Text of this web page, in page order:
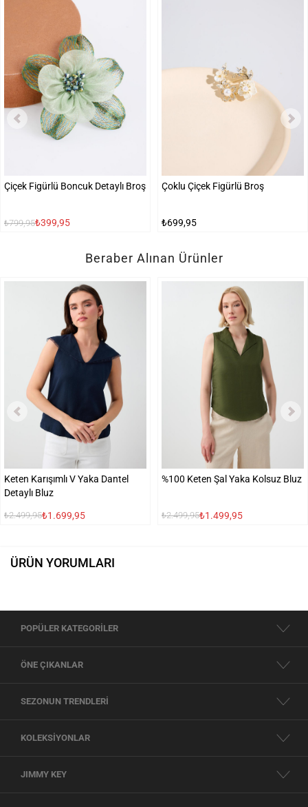
Çiçek Figürlü Boncuk Detaylı Broş
₺799,95₺399,95
Çoklu Çiçek Figürlü Broş
₺699,95
Beraber Alınan Ürünler
Keten Karışımlı V Yaka Dantel
Detaylı Bluz
₺2.499,95₺1.699,95
%100 Keten Şal Yaka Kolsuz Bluz
₺2.499,95₺1.499,95
ÜRÜN YORUMLARI
POPÜLER KATEGORİLER
ÖNE ÇIKANLAR
SEZONUN TRENDLERİ
KOLEKSİYONLAR
JIMMY KEY